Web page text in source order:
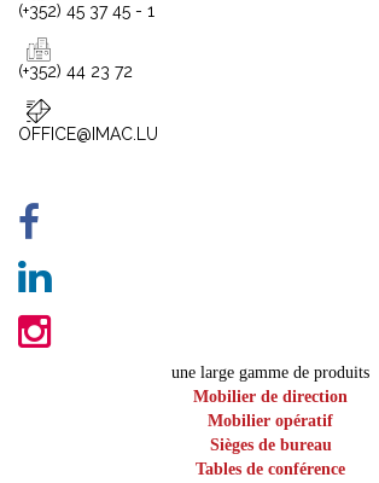
(+352) 45 37 45 - 1
(+352) 44 23 72
OFFICE@IMAC.LU
une large gamme de produits
Mobilier de direction
Mobilier opératif
Sièges de bureau
Tables de conférence